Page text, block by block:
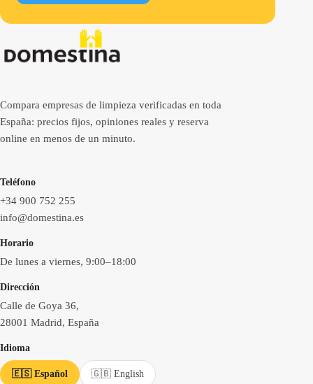
Compara empresas de limpieza verificadas en toda
España: precios fijos, opiniones reales y reserva
online en menos de un minuto.
Teléfono
+34 900 752 255
info@domestina.es
Horario
De lunes a viernes, 9:00–18:00
Dirección
Calle de Goya 36,
28001 Madrid, España
Idioma
🇪🇸 Español 🇬🇧 English